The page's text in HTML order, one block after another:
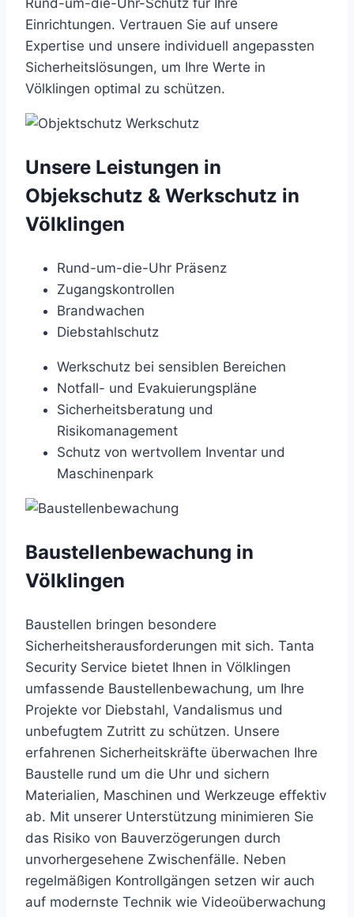
Rund-um-die-Uhr-Schutz für Ihre
Einrichtungen. Vertrauen Sie auf unsere
Expertise und unsere individuell angepassten
Sicherheitslösungen, um Ihre Werte in
Völklingen optimal zu schützen.
Unsere Leistungen in
Objekschutz & Werkschutz in
Völklingen
Rund-um-die-Uhr Präsenz
Zugangskontrollen
Brandwachen
Diebstahlschutz
Werkschutz bei sensiblen Bereichen
Notfall- und Evakuierungspläne
Sicherheitsberatung und
Risikomanagement
Schutz von wertvollem Inventar und
Maschinenpark
Baustellenbewachung in
Völklingen
Baustellen bringen besondere
Sicherheitsherausforderungen mit sich. Tanta
Security Service bietet Ihnen in Völklingen
umfassende Baustellenbewachung, um Ihre
Projekte vor Diebstahl, Vandalismus und
unbefugtem Zutritt zu schützen. Unsere
erfahrenen Sicherheitskräfte überwachen Ihre
Baustelle rund um die Uhr und sichern
Materialien, Maschinen und Werkzeuge effektiv
ab. Mit unserer Unterstützung minimieren Sie
das Risiko von Bauverzögerungen durch
unvorhergesehene Zwischenfälle. Neben
regelmäßigen Kontrollgängen setzen wir auch
auf modernste Technik wie Videoüberwachung